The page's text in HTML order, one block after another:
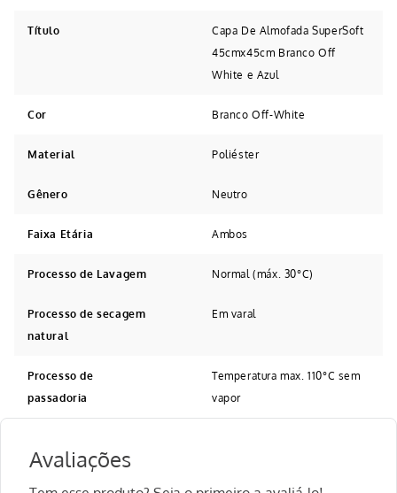
Título
Capa De Almofada SuperSoft
45cmx45cm Branco Off
White e Azul
Cor Branco Off-White
Material Poliéster
Gênero Neutro
Faixa Etária Ambos
Processo de Lavagem Normal (máx. 30°C)
Processo de secagem
natural
Em varal
Processo de
passadoria
Temperatura max. 110°C sem
vapor
Avaliações